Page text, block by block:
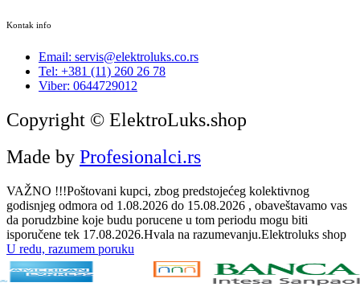
Kontak info
Email: servis@elektroluks.co.rs
Tel: +381 (11) 260 26 78
Viber: 0644729012
Copyright © ElektroLuks.shop
Made by Profesionalci.rs
VAŽNO !!!Poštovani kupci, zbog predstojećeg kolektivnog
godisnjeg odmora od 1.08.2026 do 15.08.2026 , obaveštavamo vas
da porudzbine koje budu porucene u tom periodu mogu biti
isporučene tek 17.08.2026.Hvala na razumevanju.Elektroluks shop
U redu, razumem poruku